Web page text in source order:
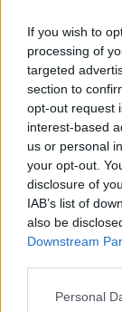
If you wish to
processing of
targeted
section to
opt-out request
interest-based
us or personal
your opt-out.
disclosure of
IAB’s list of
also be
Downstream
Personal